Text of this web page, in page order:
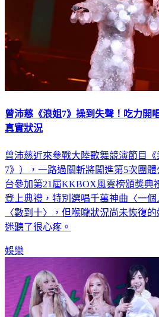
曾沛慈《浪姐7》操到失聲！吃力
真實狀況
曾沛慈近來參戰大陸歌舞競演節目《
7》），一路過關斬將闖進第5次團
台參加第21屆KKBOX風雲榜頒獎典
登上典禮，特別選唱千萬神曲〈一
〈數到十〉，但喉嚨狀況尚未恢復
迷聽了很心疼。
娛樂